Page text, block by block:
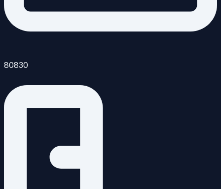
80830